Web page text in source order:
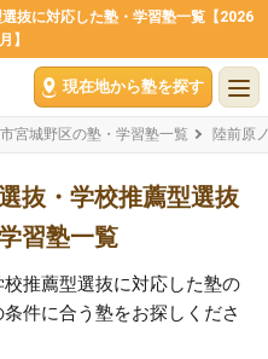
抜に対応した塾・学習塾一覧【2026
】
現在地から塾を探す
宮城野区の塾・学習塾一覧 陸前原
抜・学校推薦型選抜
習塾一覧
推薦型選抜に対応した塾の
件に合う塾をお探しくださ